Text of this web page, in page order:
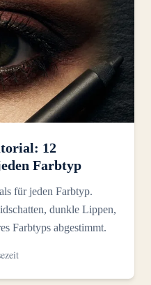
12
Farbtyp
für jeden Farbtyp.
dunkle Lippen,
Farbtyps abgestimmt.